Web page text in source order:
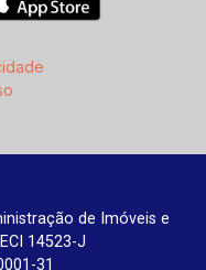
de Imóveis e
14523-J
31